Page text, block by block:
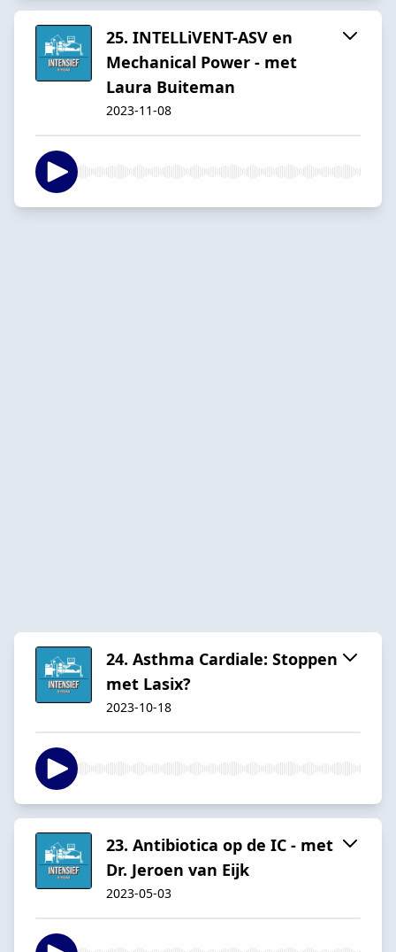
25. INTELLiVENT-ASV en
Mechanical Power - met
Laura Buiteman
2023-11-08
24. Asthma Cardiale: Stoppen
met Lasix?
2023-10-18
23. Antibiotica op de IC - met
Dr. Jeroen van Eijk
2023-05-03